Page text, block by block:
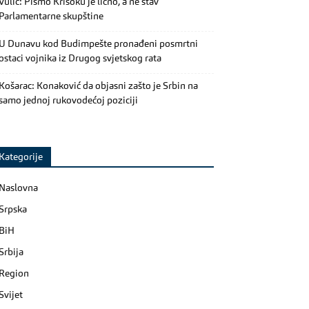
Pismo Krišoku je lično, a ne stav
skupštine
Dunavu kod Budimpešte pronađeni posmrtni
vojnika iz Drugog svjetskog rata
Konaković da objasni zašto je Srbin na
jednoj rukovodećoj poziciji